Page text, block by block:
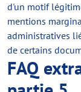
d'un motif
mentions
administratives
de certains
FAQ